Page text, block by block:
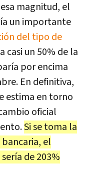
magnitud, el
un importante
del tipo de
casi un 50% de la
por encima
En definitiva,
estima en torno
oficial
Si se toma la
el
de 203%